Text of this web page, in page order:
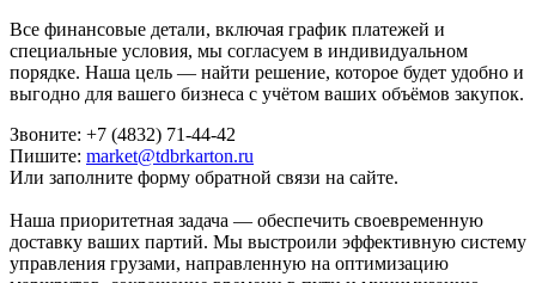
Все финансовые детали, включая график платежей и
специальные условия, мы согласуем в индивидуальном
порядке. Наша цель — найти решение, которое будет удобно и
выгодно для вашего бизнеса с учётом ваших объёмов закупок.
Звоните: +7 (4832) 71-44-42
Пишите: market@tdbrkarton.ru
Или заполните форму обратной связи на сайте.
Наша приоритетная задача — обеспечить своевременную
доставку ваших партий. Мы выстроили эффективную систему
управления грузами, направленную на оптимизацию